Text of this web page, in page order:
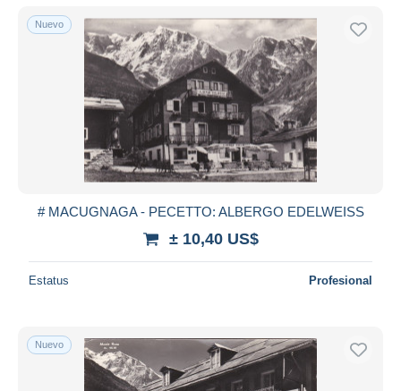
Nuevo
# MACUGNAGA - PECETTO: ALBERGO EDELWEISS
± 10,40 US$
Estatus Profesional
Nuevo